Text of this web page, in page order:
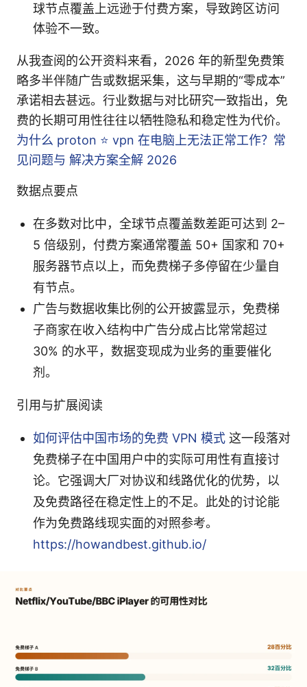
球节点覆盖上远逊于付费方案，导致跨区访问
体验不一致。
从我查阅的公开资料来看，2026 年的新型免费策
略多半伴随广告或数据采集，这与早期的“零成本”
承诺相去甚远。行业数据与对比研究一致指出，免
费的长期可用性往往以牺牲隐私和稳定性为代价。
为什么 proton ⭐ vpn 在电脑上无法正常工作？常
见问题与 解决方案全解 2026
数据点要点
在多数对比中，全球节点覆盖数差距可达到 2–
5 倍级别，付费方案通常覆盖 50+ 国家和 70+
服务器节点以上，而免费梯子多停留在少量自
有节点。
广告与数据收集比例的公开披露显示，免费梯
子商家在收入结构中广告分成占比常常超过
30% 的水平，数据变现成为业务的重要催化
剂。
引用与扩展阅读
如何评估中国市场的免费 VPN 模式 这一段落对
免费梯子在中国用户中的实际可用性有直接讨
论。它强调大厂对协议和线路优化的优势，以
及免费路径在稳定性上的不足。此处的讨论能
作为免费路线现实面的对照参考。
https://howandbest.github.io/